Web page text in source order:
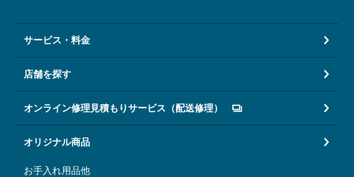
サービス・料金
店舗を探す
オンライン修理見積もりサービス（配送修理）
オリジナル商品
お手入れ用品他